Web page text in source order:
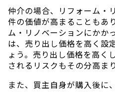
仲介の場合、リフォーム・
件の価値が高まることもあ
ム・リノベーションにかか
は、売り出し価格を高く設
ょう。売り出し価格を高く
されるリスクもその分高まり
また、買主自身が購入後に